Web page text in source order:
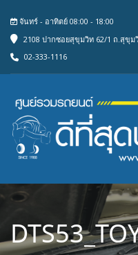
จันทร์ - อาทิตย์ 08:00 - 18:00
2108 ปากซอยสุขุมวิท 62/1 ถ.สุขุม
02-333-1116